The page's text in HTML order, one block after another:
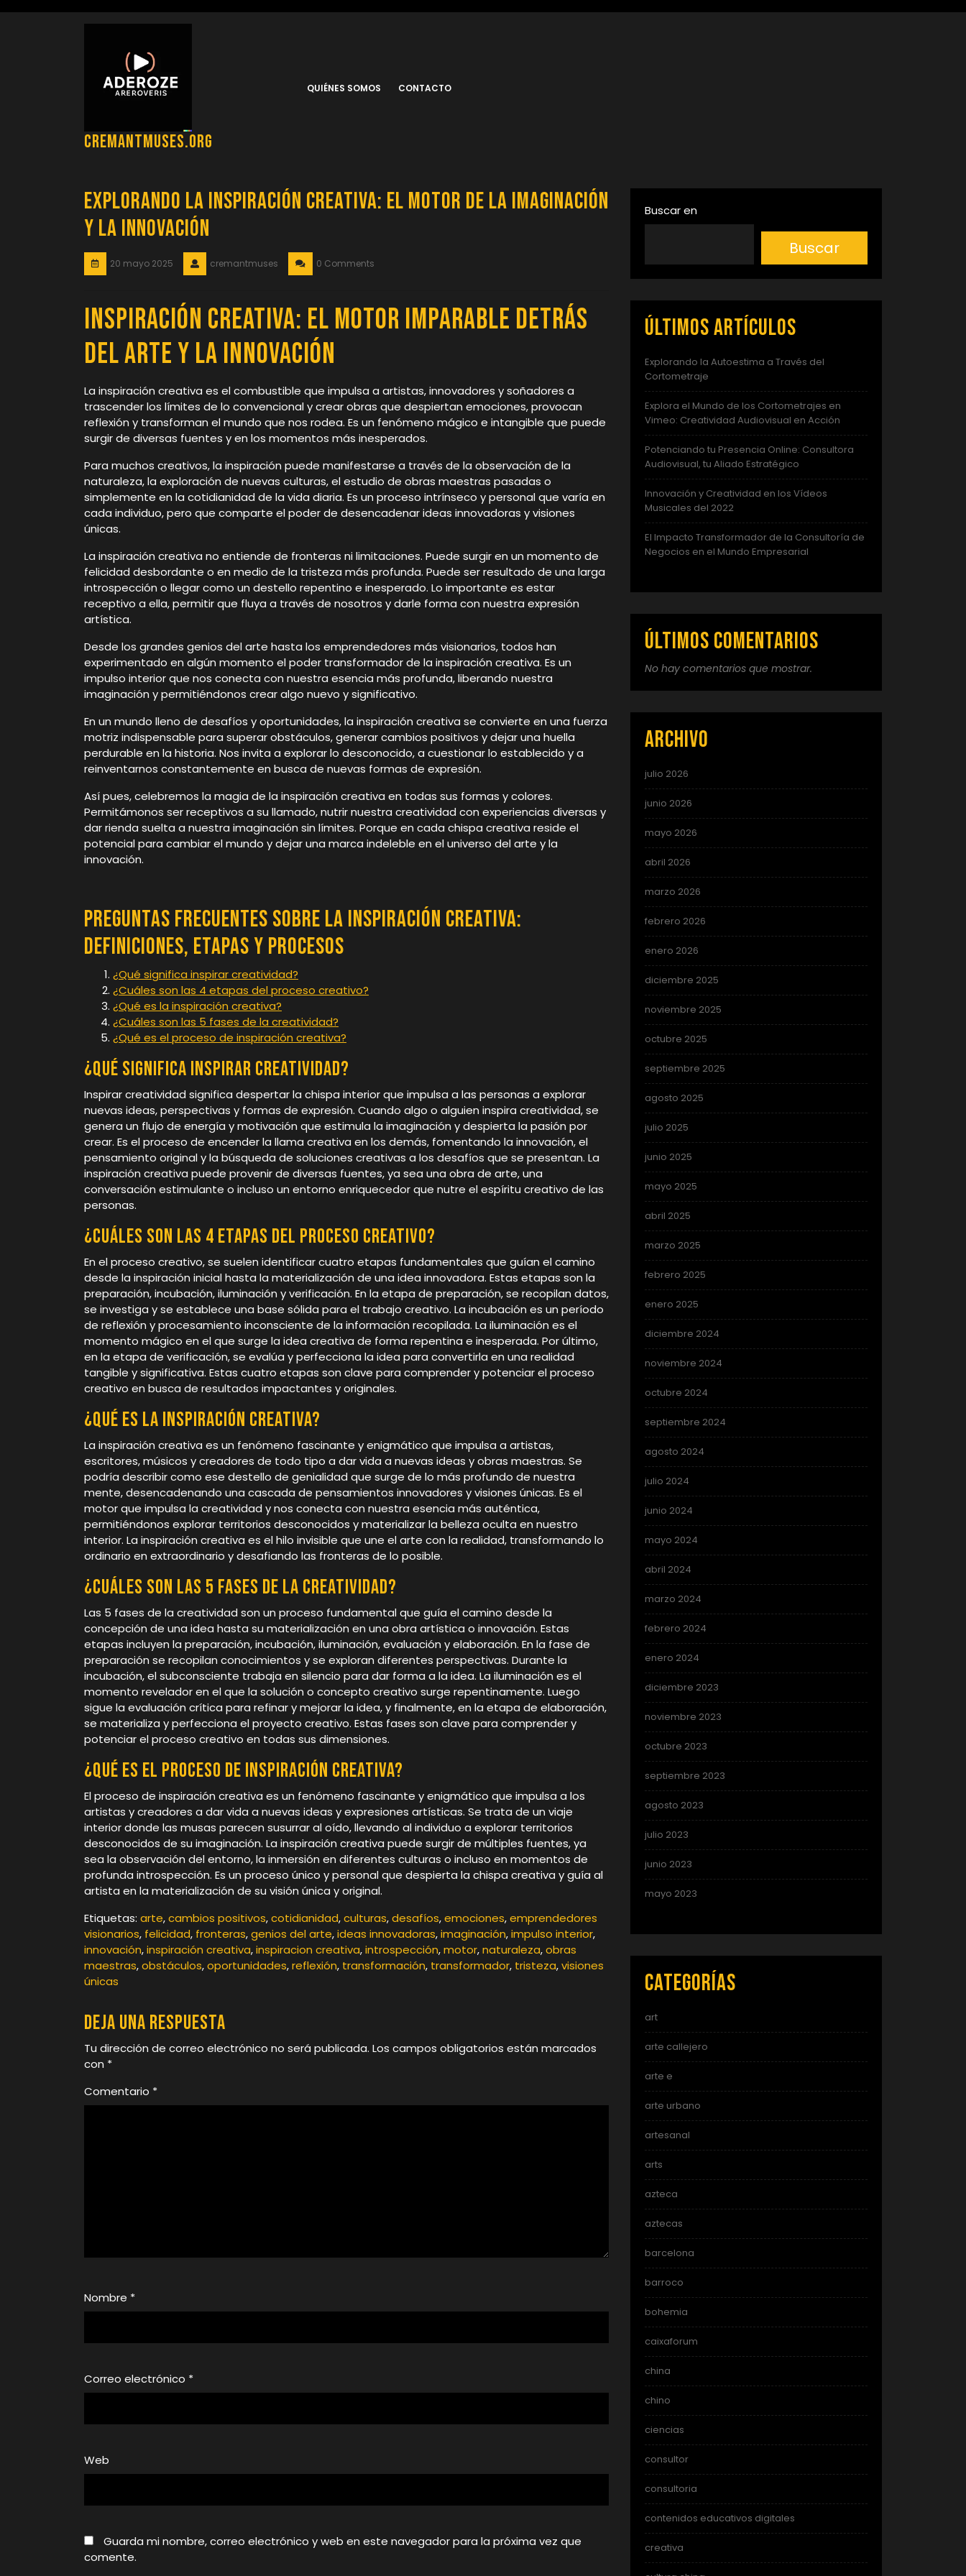
cremantmuses.org
QUIÉNES SOMOS CONTACTO
Explorando la Inspiración Creativa: El Motor de la Imaginación
y la Innovación
20 mayo 2025 cremantmuses 0 Comments
Inspiración Creativa: El Motor Imparable detrás
del Arte y la Innovación
La inspiración creativa es el combustible que impulsa a artistas, innovadores y soñadores a
trascender los límites de lo convencional y crear obras que despiertan emociones, provocan
reflexión y transforman el mundo que nos rodea. Es un fenómeno mágico e intangible que puede
surgir de diversas fuentes y en los momentos más inesperados.
Para muchos creativos, la inspiración puede manifestarse a través de la observación de la
naturaleza, la exploración de nuevas culturas, el estudio de obras maestras pasadas o
simplemente en la cotidianidad de la vida diaria. Es un proceso intrínseco y personal que varía en
cada individuo, pero que comparte el poder de desencadenar ideas innovadoras y visiones
únicas.
La inspiración creativa no entiende de fronteras ni limitaciones. Puede surgir en un momento de
felicidad desbordante o en medio de la tristeza más profunda. Puede ser resultado de una larga
introspección o llegar como un destello repentino e inesperado. Lo importante es estar
receptivo a ella, permitir que fluya a través de nosotros y darle forma con nuestra expresión
artística.
Desde los grandes genios del arte hasta los emprendedores más visionarios, todos han
experimentado en algún momento el poder transformador de la inspiración creativa. Es un
impulso interior que nos conecta con nuestra esencia más profunda, liberando nuestra
imaginación y permitiéndonos crear algo nuevo y significativo.
En un mundo lleno de desafíos y oportunidades, la inspiración creativa se convierte en una fuerza
motriz indispensable para superar obstáculos, generar cambios positivos y dejar una huella
perdurable en la historia. Nos invita a explorar lo desconocido, a cuestionar lo establecido y a
reinventarnos constantemente en busca de nuevas formas de expresión.
Así pues, celebremos la magia de la inspiración creativa en todas sus formas y colores.
Permitámonos ser receptivos a su llamado, nutrir nuestra creatividad con experiencias diversas y
dar rienda suelta a nuestra imaginación sin límites. Porque en cada chispa creativa reside el
potencial para cambiar el mundo y dejar una marca indeleble en el universo del arte y la
innovación.
Preguntas Frecuentes sobre la Inspiración Creativa:
Definiciones, Etapas y Procesos
¿Qué significa inspirar creatividad?
¿Cuáles son las 4 etapas del proceso creativo?
¿Qué es la inspiración creativa?
¿Cuáles son las 5 fases de la creatividad?
¿Qué es el proceso de inspiración creativa?
¿Qué significa inspirar creatividad?
Inspirar creatividad significa despertar la chispa interior que impulsa a las personas a explorar
nuevas ideas, perspectivas y formas de expresión. Cuando algo o alguien inspira creatividad, se
genera un flujo de energía y motivación que estimula la imaginación y despierta la pasión por
crear. Es el proceso de encender la llama creativa en los demás, fomentando la innovación, el
pensamiento original y la búsqueda de soluciones creativas a los desafíos que se presentan. La
inspiración creativa puede provenir de diversas fuentes, ya sea una obra de arte, una
conversación estimulante o incluso un entorno enriquecedor que nutre el espíritu creativo de las
personas.
¿Cuáles son las 4 etapas del proceso creativo?
En el proceso creativo, se suelen identificar cuatro etapas fundamentales que guían el camino
desde la inspiración inicial hasta la materialización de una idea innovadora. Estas etapas son la
preparación, incubación, iluminación y verificación. En la etapa de preparación, se recopilan datos,
se investiga y se establece una base sólida para el trabajo creativo. La incubación es un período
de reflexión y procesamiento inconsciente de la información recopilada. La iluminación es el
momento mágico en el que surge la idea creativa de forma repentina e inesperada. Por último,
en la etapa de verificación, se evalúa y perfecciona la idea para convertirla en una realidad
tangible y significativa. Estas cuatro etapas son clave para comprender y potenciar el proceso
creativo en busca de resultados impactantes y originales.
¿Qué es la inspiración creativa?
La inspiración creativa es un fenómeno fascinante y enigmático que impulsa a artistas,
escritores, músicos y creadores de todo tipo a dar vida a nuevas ideas y obras maestras. Se
podría describir como ese destello de genialidad que surge de lo más profundo de nuestra
mente, desencadenando una cascada de pensamientos innovadores y visiones únicas. Es el
motor que impulsa la creatividad y nos conecta con nuestra esencia más auténtica,
permitiéndonos explorar territorios desconocidos y materializar la belleza oculta en nuestro
interior. La inspiración creativa es el hilo invisible que une el arte con la realidad, transformando lo
ordinario en extraordinario y desafiando las fronteras de lo posible.
¿Cuáles son las 5 fases de la creatividad?
Las 5 fases de la creatividad son un proceso fundamental que guía el camino desde la
concepción de una idea hasta su materialización en una obra artística o innovación. Estas
etapas incluyen la preparación, incubación, iluminación, evaluación y elaboración. En la fase de
preparación se recopilan conocimientos y se exploran diferentes perspectivas. Durante la
incubación, el subconsciente trabaja en silencio para dar forma a la idea. La iluminación es el
momento revelador en el que la solución o concepto creativo surge repentinamente. Luego
sigue la evaluación crítica para refinar y mejorar la idea, y finalmente, en la etapa de elaboración,
se materializa y perfecciona el proyecto creativo. Estas fases son clave para comprender y
potenciar el proceso creativo en todas sus dimensiones.
¿Qué es el proceso de inspiración creativa?
El proceso de inspiración creativa es un fenómeno fascinante y enigmático que impulsa a los
artistas y creadores a dar vida a nuevas ideas y expresiones artísticas. Se trata de un viaje
interior donde las musas parecen susurrar al oído, llevando al individuo a explorar territorios
desconocidos de su imaginación. La inspiración creativa puede surgir de múltiples fuentes, ya
sea la observación del entorno, la inmersión en diferentes culturas o incluso en momentos de
profunda introspección. Es un proceso único y personal que despierta la chispa creativa y guía al
artista en la materialización de su visión única y original.
Etiquetas: arte,cambios positivos,cotidianidad,culturas,desafíos,emociones,emprendedores
visionarios, felicidad, fronteras,genios del arte,ideas innovadoras,imaginación,impulso interior,
innovación,inspiración creativa,inspiracion creativa,introspección,motor,naturaleza,obras
maestras,obstáculos,oportunidades,reflexión, transformación, transformador, tristeza,visiones
únicas
Deja una respuesta
Tu dirección de correo electrónico no será publicada. Los campos obligatorios están marcados
con *
Comentario *
Nombre *
Correo electrónico *
Web
Guarda mi nombre, correo electrónico y web en este navegador para la próxima vez que
comente.
Buscar en
Buscar
Últimos artículos
Explorando la Autoestima a Través del
Cortometraje
Explora el Mundo de los Cortometrajes en
Vimeo: Creatividad Audiovisual en Acción
Potenciando tu Presencia Online: Consultora
Audiovisual, tu Aliado Estratégico
Innovación y Creatividad en los Vídeos
Musicales del 2022
El Impacto Transformador de la Consultoría de
Negocios en el Mundo Empresarial
Últimos comentarios
No hay comentarios que mostrar.
Archivo
julio 2026
junio 2026
mayo 2026
abril 2026
marzo 2026
febrero 2026
enero 2026
diciembre 2025
noviembre 2025
octubre 2025
septiembre 2025
agosto 2025
julio 2025
junio 2025
mayo 2025
abril 2025
marzo 2025
febrero 2025
enero 2025
diciembre 2024
noviembre 2024
octubre 2024
septiembre 2024
agosto 2024
julio 2024
junio 2024
mayo 2024
abril 2024
marzo 2024
febrero 2024
enero 2024
diciembre 2023
noviembre 2023
octubre 2023
septiembre 2023
agosto 2023
julio 2023
junio 2023
mayo 2023
Categorías
art
arte callejero
arte e
arte urbano
artesanal
arts
azteca
aztecas
barcelona
barroco
bohemia
caixaforum
china
chino
ciencias
consultor
consultoria
contenidos educativos digitales
creativa